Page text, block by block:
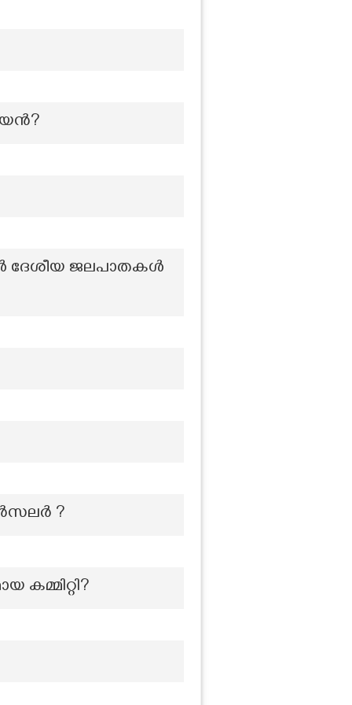
ദേശീയ ജലപാതകൾ
?